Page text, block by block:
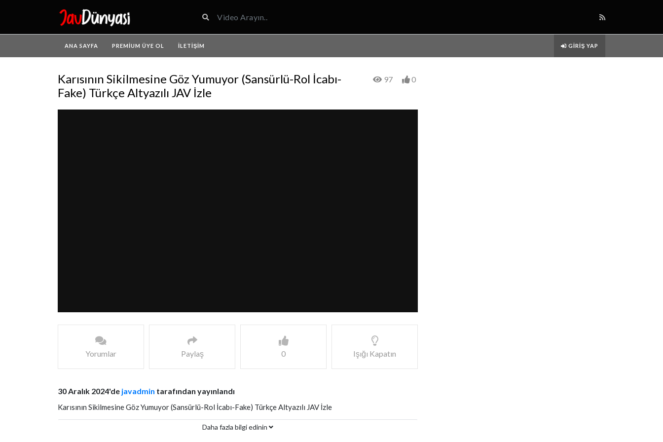
ANA SAYFA PREMIUM ÜYE OL İLETIŞIM GIRIŞ YAP
Karısının Sikilmesine Göz Yumuyor (Sansürlü-Rol İcabı-
Fake) Türkçe Altyazılı JAV İzle
97 0
Yorumlar Paylaş 0 Işığı Kapatın
30 Aralık 2024'de javadmin tarafından yayınlandı
Karısının Sikilmesine Göz Yumuyor (Sansürlü-Rol İcabı-Fake) Türkçe Altyazılı JAV İzle
Daha fazla bilgi edinin